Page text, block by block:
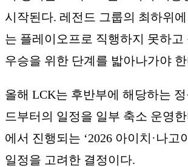
시작된다. 레전드 그룹의 최하위
는 플레이오프로 직행하지 못하고
우승을 위한 단계를 밟아나가야
올해 LCK는 후반부에 해당하는
드부터의 일정을 일부 축소 운영
에서 진행되는 ‘2026 아이치·나고
일정을 고려한 결정이다.